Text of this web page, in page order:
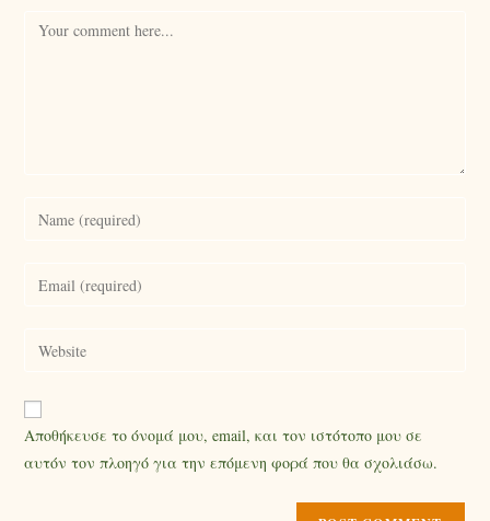
Αποθήκευσε το όνομά μου, email, και τον ιστότοπο μου σε
αυτόν τον πλοηγό για την επόμενη φορά που θα σχολιάσω.